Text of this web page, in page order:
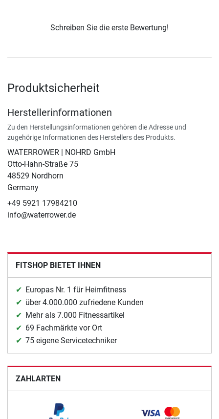
Schreiben Sie die erste Bewertung!
Produktsicherheit
Herstellerinformationen
Zu den Herstellungsinformationen gehören die Adresse und
zugehörige Informationen des Herstellers des Produkts.
WATERROWER | NOHRD GmbH
Otto-Hahn-Straße 75
48529 Nordhorn
Germany
+49 5921 17984210
info@waterrower.de
FITSHOP BIETET IHNEN
Europas Nr. 1 für Heimfitness
über 4.000.000 zufriedene Kunden
Mehr als 7.000 Fitnessartikel
69 Fachmärkte vor Ort
75 eigene Servicetechniker
ZAHLARTEN